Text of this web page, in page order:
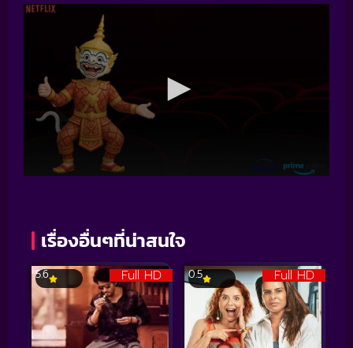
เรื่องอื่นๆที่น่าสนใจ
Full HD
5.6 Full HD
0.5